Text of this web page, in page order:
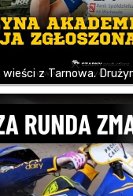
z Tarnowa.